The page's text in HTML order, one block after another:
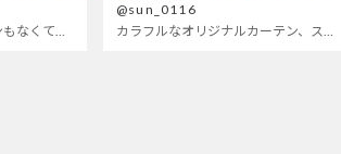
引っ越して2年、カーテンもなくて放置されてた部屋wせめてもの可愛くしたくてつけたベットカバーもサイズが合ってないので思いっきり全部変えてみたら、遂に生まれ変わった〜
@sun_0116
カラフルなオリジナルカーテン、ステンドグラスレースをお迎えしました🌈 いつも開けっぱなしの寝室とお仕事部屋の仕切りカーテンにしました 🫣❣️